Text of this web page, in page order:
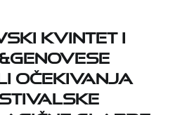
kvintet i
očekivanja